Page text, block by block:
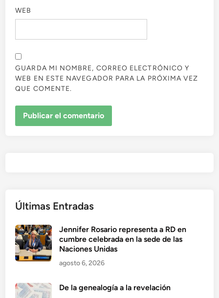
WEB
GUARDA MI NOMBRE, CORREO ELECTRÓNICO Y
WEB EN ESTE NAVEGADOR PARA LA PRÓXIMA VEZ
QUE COMENTE.
Últimas Entradas
Jennifer Rosario representa a RD en
cumbre celebrada en la sede de las
Naciones Unidas
agosto 6, 2026
De la genealogía a la revelación